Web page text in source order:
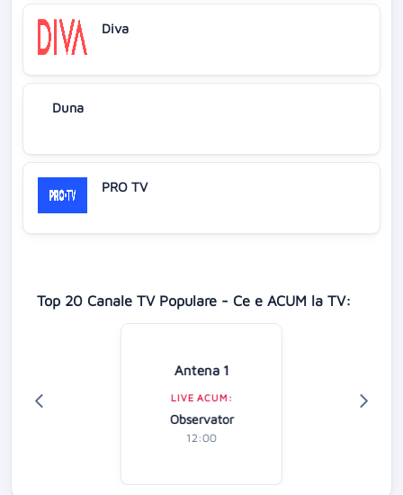
Diva
Duna
PRO TV
Top 20 Canale TV Populare - Ce e ACUM la TV:
Antena 1
LIVE ACUM:
Observator
12:00